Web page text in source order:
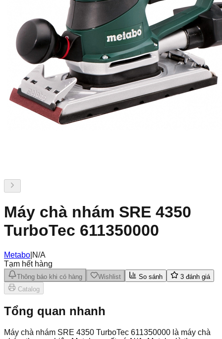
Máy chà nhám SRE 4350
TurboTec 611350000
Metabo N/A
Tạm hết hàng
Thông báo khi có hàng Wishlist So sánh 3 đánh giá
Catalog
Tổng quan nhanh
Máy chà nhám SRE 4350 TurboTec 611350000 là máy chà